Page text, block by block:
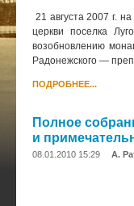
21 августа 2007 г.
церкви поселка
возобновлению
Радонежского —
ПОДРОБНЕЕ...
Полное
и
08.01.2010 15:29 А.